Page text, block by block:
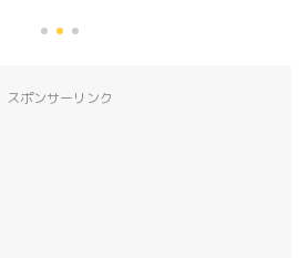
スポンサーリンク